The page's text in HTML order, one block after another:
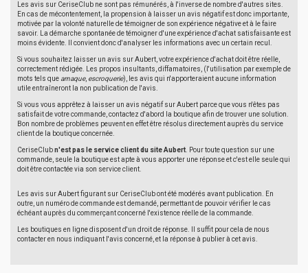
Les avis sur CeriseClub ne sont pas rémunérés, à l'inverse de nombre d'autres sites.
En cas de mécontentement, la propension à laisser un avis négatif est donc importante,
motivée par la volonté naturelle de témoigner de son expérience négative et à le faire
savoir. La démarche spontanée de témoigner d'une expérience d'achat satisfaisante est
moins évidente. Il convient donc d'analyser les informations avec un certain recul.
Si vous souhaitez laisser un avis sur Aubert, votre expérience d'achat doit être réelle,
correctement rédigée. Les propos insultants, diffamatoires, (l'utilisation par exemple de
mots tels que arnaque, escroquerie), les avis qui n'apporteraient aucune information
utile entraîneront la non publication de l'avis.
Si vous vous apprêtez à laisser un avis négatif sur Aubert parce que vous n'êtes pas
satisfait de votre commande, contactez d'abord la boutique afin de trouver une solution.
Bon nombre de problèmes peuvent en effet être résolus directement auprès du service
client de la boutique concernée.
CeriseClubn'est pas le service client du site Aubert . Pour toute question sur une
commande, seule la boutique est apte à vous apporter une réponse et c'est elle seule qui
doit être contactée via son service client.
Les avis sur Aubert figurant sur CeriseClub ont été modérés avant publication. En
outre, un numéro de commande est demandé, permettant de pouvoir vérifier le cas
échéant auprès du commerçant concerné l'existence réelle de la commande.
Les boutiques en ligne disposent d'un droit de réponse. Il suffit pour cela de nous
contacter en nous indiquant l'avis concerné, et la réponse à publier à cet avis.